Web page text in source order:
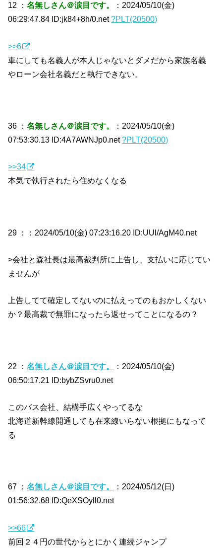
12 ：名無しさん＠涙目です。
：2024/05/10(金)
06:29:47.84 ID:jk84+8h/0.net?PLT(20500)
>>6
車にしても名義人が本人じゃないとダメだから家族名義
やローン会社名義だと執行できない。
36 ：名無しさん＠涙目です。
：2024/05/10(金)
07:53:30.13 ID:4A7AWNJp0.net?PLT(20500)
>>34
本気で執行されたら住めなくなる
29 ： ：2024/05/10(金) 07:23:16.20 ID:UUl/AgM40.net
>会社と森社長は最高裁判所に上告し、支払いに応じてい
ませんが
上告してて確定してないのに払えってのもおかしくない
か？最高裁で無罪になったら返せってことになるの？
22 ：名無しさん＠涙目です。
：2024/05/10(金)
06:50:17.21 ID:bybZSvru0.net
このバス会社、結構手広くやってるな
北海道新幹線開通しても在来線いらない根拠にもなって
る
67 ：名無しさん＠涙目です。
：2024/05/12(日)
01:56:32.68 ID:QeXSOyll0.net
>>66
前回２４円の世代からとにかく連続ジャンプ